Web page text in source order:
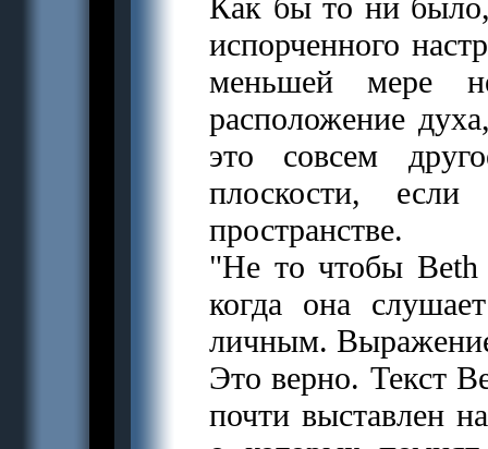
испорченного
меньшей мере
расположение
это совсем
плоскости,
пространстве.
"Hе то чтобы Beth
когда она
личным.
Это верно. Текст
почти выставлен